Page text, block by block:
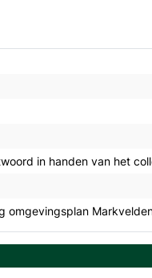
in handen van het
omgevingsplan